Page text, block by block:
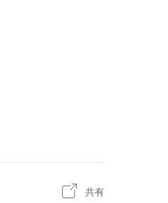
共有